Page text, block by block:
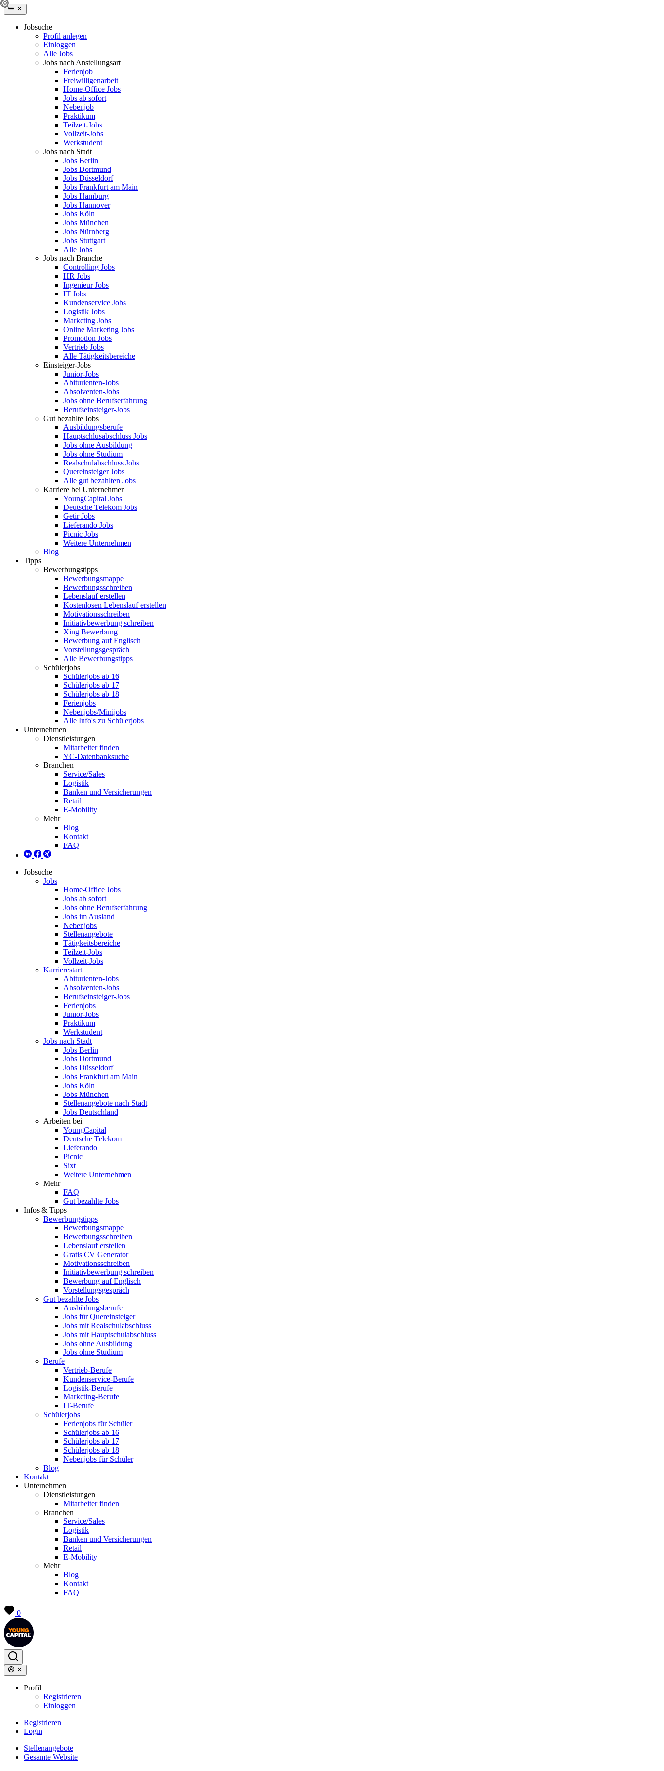
Jobsuche
Profil anlegen
Einloggen
Alle Jobs
Jobs nach Anstellungsart
Ferienjob
Freiwilligenarbeit
Home-Office Jobs
Jobs ab sofort
Nebenjob
Praktikum
Teilzeit-Jobs
Vollzeit-Jobs
Werkstudent
Jobs nach Stadt
Jobs Berlin
Jobs Dortmund
Jobs Düsseldorf
Jobs Frankfurt am Main
Jobs Hamburg
Jobs Hannover
Jobs Köln
Jobs München
Jobs Nürnberg
Jobs Stuttgart
Alle Jobs
Jobs nach Branche
Controlling Jobs
HR Jobs
Ingenieur Jobs
IT Jobs
Kundenservice Jobs
Logistik Jobs
Marketing Jobs
Online Marketing Jobs
Promotion Jobs
Vertrieb Jobs
Alle Tätigkeitsbereiche
Einsteiger-Jobs
Junior-Jobs
Abiturienten-Jobs
Absolventen-Jobs
Jobs ohne Berufserfahrung
Berufseinsteiger-Jobs
Gut bezahlte Jobs
Ausbildungsberufe
Hauptschlusabschluss Jobs
Jobs ohne Ausbildung
Jobs ohne Studium
Realschulabschluss Jobs
Quereinsteiger Jobs
Alle gut bezahlten Jobs
Karriere bei Unternehmen
YoungCapital Jobs
Deutsche Telekom Jobs
Getir Jobs
Lieferando Jobs
Picnic Jobs
Weitere Unternehmen
Blog
Tipps
Bewerbungstipps
Bewerbungsmappe
Bewerbungsschreiben
Lebenslauf erstellen
Kostenlosen Lebenslauf erstellen
Motivationsschreiben
Initiativbewerbung schreiben
Xing Bewerbung
Bewerbung auf Englisch
Vorstellungsgespräch
Alle Bewerbungstipps
Schülerjobs
Schülerjobs ab 16
Schülerjobs ab 17
Schülerjobs ab 18
Ferienjobs
Nebenjobs/Minijobs
Alle Info's zu Schülerjobs
Unternehmen
Dienstleistungen
Mitarbeiter finden
YC-Datenbanksuche
Branchen
Service/Sales
Logistik
Banken und Versicherungen
Retail
E-Mobility
Mehr
Blog
Kontakt
FAQ
Jobsuche
Jobs
Home-Office Jobs
Jobs ab sofort
Jobs ohne Berufserfahrung
Jobs im Ausland
Nebenjobs
Stellenangebote
Tätigkeitsbereiche
Teilzeit-Jobs
Vollzeit-Jobs
Karrierestart
Abiturienten-Jobs
Absolventen-Jobs
Berufseinsteiger-Jobs
Ferienjobs
Junior-Jobs
Praktikum
Werkstudent
Jobs nach Stadt
Jobs Berlin
Jobs Dortmund
Jobs Düsseldorf
Jobs Frankfurt am Main
Jobs Köln
Jobs München
Stellenangebote nach Stadt
Jobs Deutschland
Arbeiten bei
YoungCapital
Deutsche Telekom
Lieferando
Picnic
Sixt
Weitere Unternehmen
Mehr
FAQ
Gut bezahlte Jobs
Infos & Tipps
Bewerbungstipps
Bewerbungsmappe
Bewerbungsschreiben
Lebenslauf erstellen
Gratis CV Generator
Motivationsschreiben
Initiativbewerbung schreiben
Bewerbung auf Englisch
Vorstellungsgespräch
Gut bezahlte Jobs
Ausbildungsberufe
Jobs für Quereinsteiger
Jobs mit Realschulabschluss
Jobs mit Hauptschulabschluss
Jobs ohne Ausbildung
Jobs ohne Studium
Berufe
Vertrieb-Berufe
Kundenservice-Berufe
Logistik-Berufe
Marketing-Berufe
IT-Berufe
Schülerjobs
Ferienjobs für Schüler
Schülerjobs ab 16
Schülerjobs ab 17
Schülerjobs ab 18
Nebenjobs für Schüler
Blog
Kontakt
Unternehmen
Dienstleistungen
Mitarbeiter finden
Branchen
Service/Sales
Logistik
Banken und Versicherungen
Retail
E-Mobility
Mehr
Blog
Kontakt
FAQ
0
Profil
Registrieren
Einloggen
Registrieren
Login
Stellenangebote
Gesamte Website